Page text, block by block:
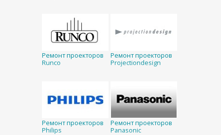
Ремонт проекторов
Runco
Ремонт проекторов
Projectiondesign
Ремонт проекторов
Philips
Ремонт проекторов
Panasonic